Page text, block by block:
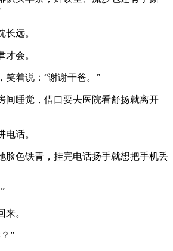
长远。
会。
笑着说：“谢谢干爸。”
间睡觉，借口要去医院看舒扬就离开
话。
脸色铁青，挂完电话扬手就想把手机丢
。
”